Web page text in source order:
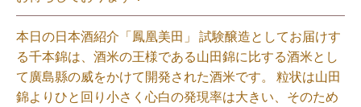
本日の日本酒紹介「鳳凰美田」 試験醸造としてお届けす
る千本錦は、酒米の王様である山田錦に比する酒米とし
て廣島縣の威をかけて開発された酒米です。 粒状は山田
錦よりひと回り小さく心白の発現率は大きい、そのため